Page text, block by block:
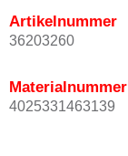
Artikelnummer
36203260
Materialnummer
4025331463139